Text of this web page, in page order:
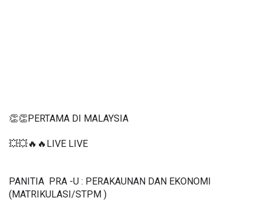
👏👏PERTAMA DI MALAYSIA
💥💥🔥🔥LIVE LIVE
PANITIA  PRA -U : PERAKAUNAN DAN EKONOMI
(MATRIKULASI/STPM )